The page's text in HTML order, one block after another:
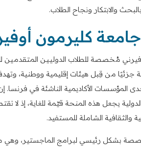
والابتكار ونجاح الطلاب.
كليرمون
مُخصصة للطلاب الدوليين
جزئيًا من قِبل هيئات إقليمية ووطنية،
المؤسسات الأكاديمية الناشئة في
يجعل هذه المنحة قيّمة للغاية، إذ
والثقافية الشاملة للمستفيد.
بشكل رئيسي لبرامج الماجستير، وهي